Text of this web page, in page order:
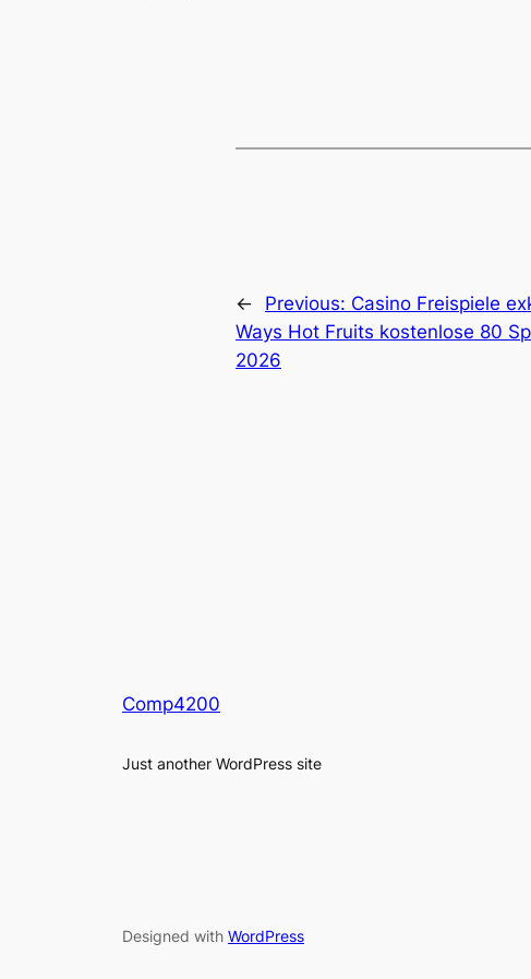
← Previous: Casino Freispiele
Ways Hot Fruits kostenlose 80
2026
Comp4200
Just another WordPress site
Designed with WordPress